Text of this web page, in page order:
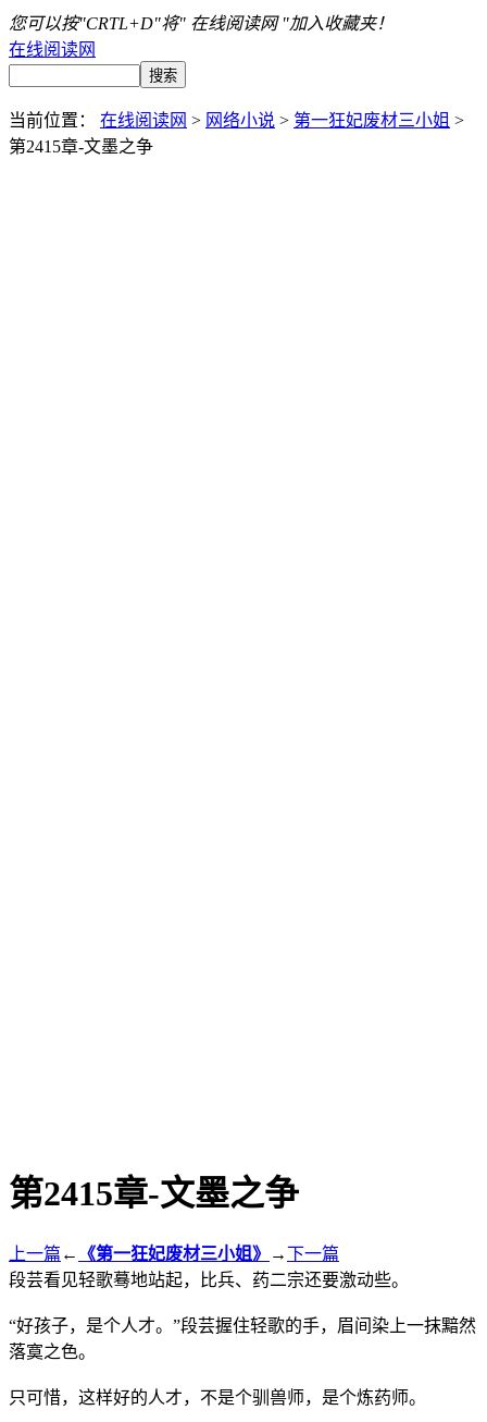
您可以按"CRTL+D"将" 在线阅读网 "加入收藏夹！
在线阅读网
当前位置： 在线阅读网 > 网络小说 > 第一狂妃废材三小姐 >
第2415章-文墨之争
第2415章-文墨之争
上一篇 ← 《第一狂妃废材三小姐》 →下一篇
段芸看见轻歌蓦地站起，比兵、药二宗还要激动些。
“好孩子，是个人才。”段芸握住轻歌的手，眉间染上一抹黯然
落寞之色。
只可惜，这样好的人才，不是个驯兽师，是个炼药师。